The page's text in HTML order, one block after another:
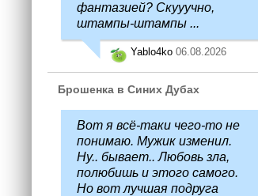
фантазией? Скууучно,
штампы-штампы ...
Yablo4ko 06.08.2026
Брошенка в Синих Дубах
Вот я всё-таки чего-то не
понимаю. Мужик изменил.
Ну.. бывает.. Любовь зла,
полюбишь и этого самого.
Но вот лучшая подруга